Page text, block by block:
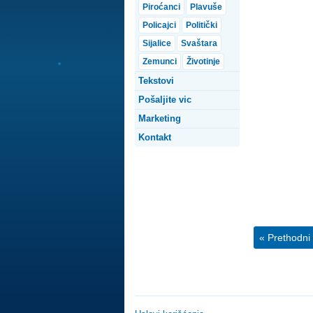
« Prethodni
Piroćanci
Plavuše
Policajci
Politički
Sijalice
Svaštara
Zemunci
Životinje
Tekstovi
Pošaljite vic
Marketing
Kontakt